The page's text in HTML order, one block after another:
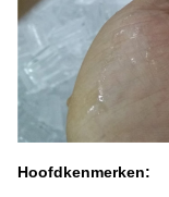
Hoofdkenmerken: